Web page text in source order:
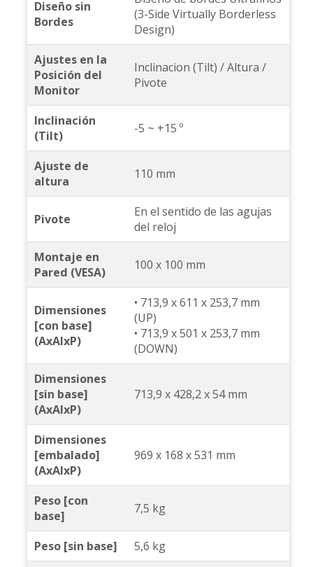
Diseño sin
Bordes
(3-Side Virtually Borderless
Design)
Ajustes en la
Posición del
Monitor
Inclinacion (Tilt) / Altura /
Pivote
Inclinación
(Tilt)
-5 ~ +15 º
Ajuste de
altura
110 mm
Pivote
En el sentido de las agujas
del reloj
Montaje en
Pared (VESA)
100 x 100 mm
Dimensiones
[con base]
(AxAlxP)
• 713,9 x 611 x 253,7 mm
(UP)
• 713,9 x 501 x 253,7 mm
(DOWN)
Dimensiones
[sin base]
(AxAlxP)
713,9 x 428,2 x 54 mm
Dimensiones
[embalado]
(AxAlxP)
969 x 168 x 531 mm
Peso [con
base]
7,5 kg
Peso [sin base]
5,6 kg